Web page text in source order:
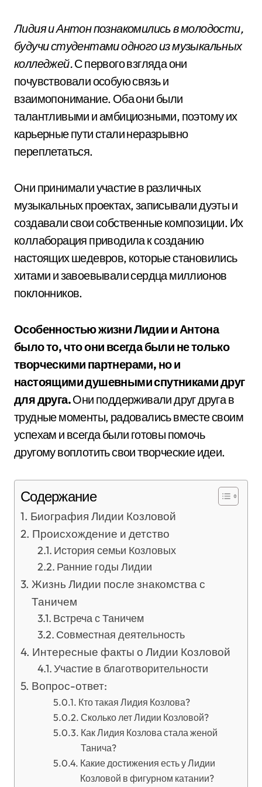
Лидия и Антон познакомились в молодости,
будучи студентами одного из музыкальных
колледжей.С первого взгляда они
почувствовали особую связь и
взаимопонимание. Оба они были
талантливыми и амбициозными, поэтому их
карьерные пути стали неразрывно
переплетаться.
Они принимали участие в различных
музыкальных проектах, записывали дуэты и
создавали свои собственные композиции. Их
коллаборация приводила к созданию
настоящих шедевров, которые становились
хитами и завоевывали сердца миллионов
поклонников.
Особенностью жизни Лидии и Антона
было то, что они всегда были не только
творческими партнерами, но и
настоящими душевными спутниками друг
для друга.Они поддерживали друг друга в
трудные моменты, радовались вместе своим
успехам и всегда были готовы помочь
другому воплотить свои творческие идеи.
Содержание
Биография Лидии Козловой
Происхождение и детство
История семьи Козловых
Ранние годы Лидии
Жизнь Лидии после знакомства с
Таничем
Встреча с Таничем
Совместная деятельность
Интересные факты о Лидии Козловой
Участие в благотворительности
Вопрос-ответ:
Кто такая Лидия Козлова?
Сколько лет Лидии Козловой?
Как Лидия Козлова стала женой
Танича?
Какие достижения есть у Лидии
Козловой в фигурном катании?